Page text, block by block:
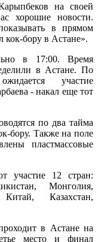
на своей
хорошие новости.
в прямом
кок-бору в Астане».
в 17:00. Время
в Астане. По
участие
- накал еще тот
по два тайма
бору. Также на поле
пластмассовые
участие 12 стран:
Монголия,
Казахстан,
в Астане на
место и финал